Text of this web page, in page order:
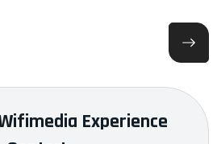
Experience